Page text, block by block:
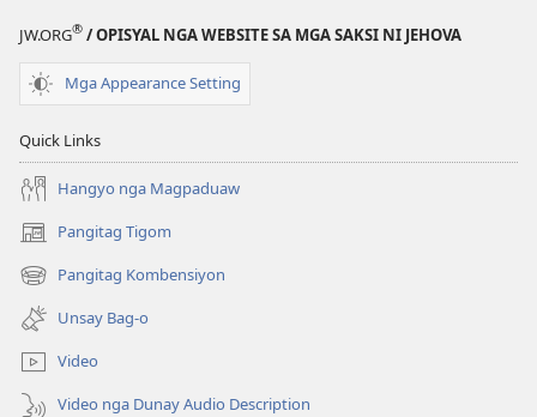
JW.ORG® / OPISYAL NGA WEBSITE SA MGA SAKSI NI JEHOVA
Mga Appearance Setting
Quick Links
Hangyo nga Magpaduaw
Pangitag Tigom
(mo-
open
ug
bag-
ong
window)
Pangitag Kombensiyon
(mo-
open
ug
bag-
ong
window)
Unsay Bag-o
Video
Video nga Dunay Audio Description